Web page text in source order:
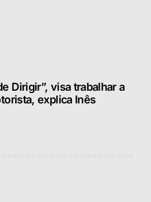
Dirigir”, visa trabalhar a
explica Inês